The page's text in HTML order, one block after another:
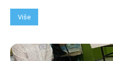
Više